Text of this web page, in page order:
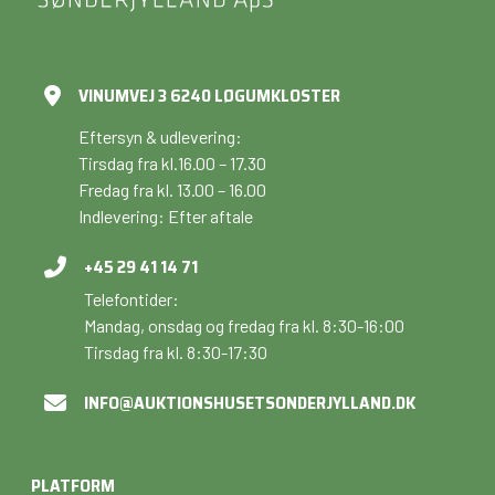
VINUMVEJ 3 6240 LØGUMKLOSTER
Eftersyn & udlevering:
Tirsdag fra kl.16.00 – 17.30
Fredag fra kl. 13.00 – 16.00
Indlevering: Efter aftale
+45 29 41 14 71
Telefontider:
Mandag, onsdag og fredag fra kl. 8:30-16:00
Tirsdag fra kl. 8:30-17:30
INFO@AUKTIONSHUSETSONDERJYLLAND.DK
PLATFORM